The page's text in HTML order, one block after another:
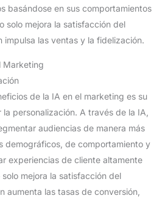
basándose en sus comportamientos
solo mejora la satisfacción del
impulsa las ventas y la fidelización.
Marketing
de la IA en el marketing es su
personalización. A través de la IA,
audiencias de manera más
demográficos, de comportamiento y
experiencias de cliente altamente
mejora la satisfacción del
aumenta las tasas de conversión,